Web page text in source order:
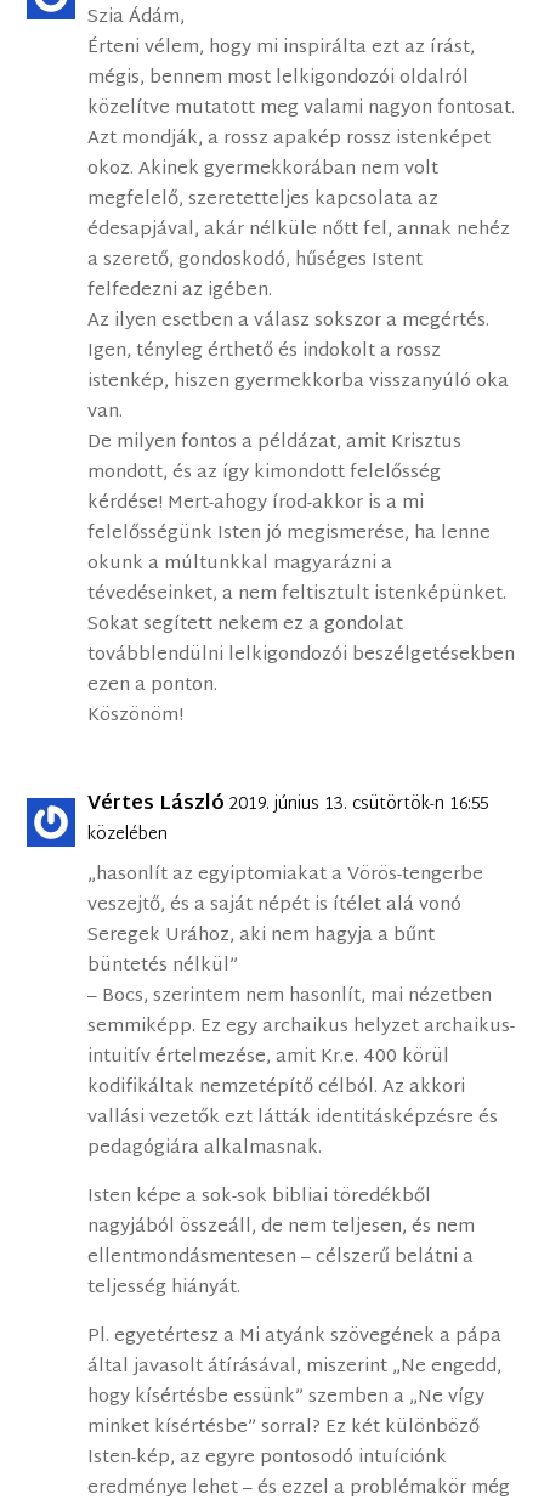
Szia Ádám,
Érteni vélem, hogy mi inspirálta ezt az írást,
mégis, bennem most lelkigondozói oldalról
közelítve mutatott meg valami nagyon fontosat.
Azt mondják, a rossz apakép rossz istenképet
okoz. Akinek gyermekkorában nem volt
megfelelő, szeretetteljes kapcsolata az
édesapjával, akár nélküle nőtt fel, annak nehéz
a szerető, gondoskodó, hűséges Istent
felfedezni az igében.
Az ilyen esetben a válasz sokszor a megértés.
Igen, tényleg érthető és indokolt a rossz
istenkép, hiszen gyermekkorba visszanyúló oka
van.
De milyen fontos a példázat, amit Krisztus
mondott, és az így kimondott felelősség
kérdése! Mert-ahogy írod-akkor is a mi
felelősségünk Isten jó megismerése, ha lenne
okunk a múltunkkal magyarázni a
tévedéseinket, a nem feltisztult istenképünket.
Sokat segített nekem ez a gondolat
továbblendülni lelkigondozói beszélgetésekben
ezen a ponton.
Köszönöm!
Vértes László 2019. június 13. csütörtök-n 16:55
közelében
„hasonlít az egyiptomiakat a Vörös-tengerbe
veszejtő, és a saját népét is ítélet alá vonó
Seregek Urához, aki nem hagyja a bűnt
büntetés nélkül”
– Bocs, szerintem nem hasonlít, mai nézetben
semmiképp. Ez egy archaikus helyzet archaikus-
intuitív értelmezése, amit Kr.e. 400 körül
kodifikáltak nemzetépítő célból. Az akkori
vallási vezetők ezt látták identitásképzésre és
pedagógiára alkalmasnak.
Isten képe a sok-sok bibliai töredékből
nagyjából összeáll, de nem teljesen, és nem
ellentmondásmentesen – célszerű belátni a
teljesség hiányát.
Pl. egyetértesz a Mi atyánk szövegének a pápa
által javasolt átírásával, miszerint „Ne engedd,
hogy kísértésbe essünk” szemben a „Ne vígy
minket kísértésbe” sorral? Ez két különböző
Isten-kép, az egyre pontosodó intuíciónk
eredménye lehet – és ezzel a problémakör még